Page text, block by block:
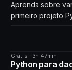
Aprenda sobre
primeiro projeto
CURSO
Grátis · 3h 47min
Python para